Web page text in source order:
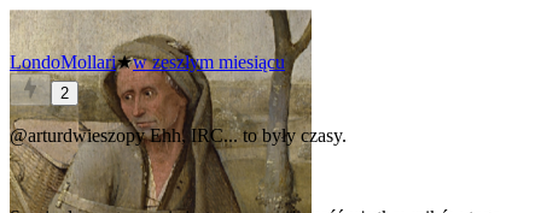
LondoMollari★w zeszłym miesiącu
2
@arturdwieszopyEhh, IRC... to były czasy.